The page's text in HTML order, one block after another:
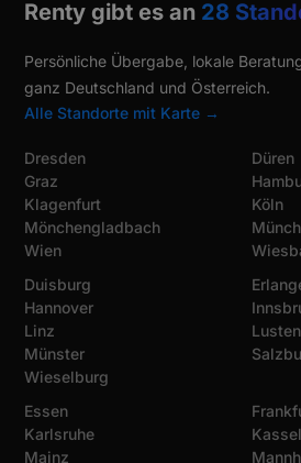
Renty gibt es an 28
Persönliche Übergabe, lokale
ganz Deutschland und Österreich.
Alle Standorte mit Karte →
Dresden
Graz
Klagenfurt
Mönchengladbach
Wien
Düren
Köln
Duisburg
Hannover
Linz
Münster
Wieselburg
Essen
Karlsruhe
Mainz
Kassel